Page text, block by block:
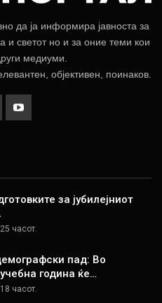
да ја информира јавноста за
и светот но и за оние теми кои
медиуми.
објективен, поинаков.
за јубилејниот
часот.
пад: Во
година ќе…
часот.